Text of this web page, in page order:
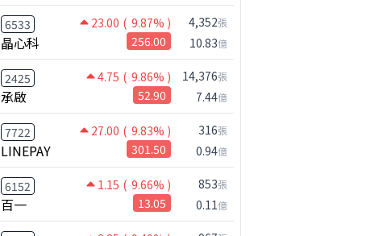
6533 23.00 ( 9.87% )
晶心科 256.00
4,352張
10.83億
2425 4.75 ( 9.86% )
承啟 52.90
14,376張
7.44億
7722 27.00 ( 9.83% )
LINEPAY 301.50
316張
0.94億
6152 1.15 ( 9.66% )
百一 13.05
853張
0.11億